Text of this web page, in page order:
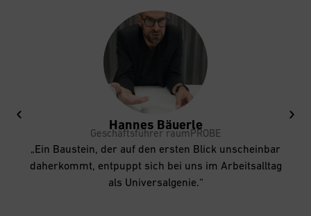
Hannes Bäuerle
Geschäftsführer raumPROBE
„Ein Baustein, der auf den ersten Blick unscheinbar
daherkommt, entpuppt sich bei uns im Arbeitsalltag
als Universalgenie.“